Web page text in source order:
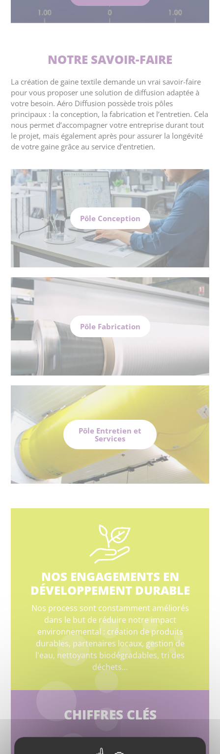
NOTRE SAVOIR-FAIRE
La création de gaine textile demande un vrai savoir-faire
pour vous proposer une solution de diffusion adaptée à
votre besoin. Aéro Diffusion possède trois pôles
principaux : la conception, la fabrication et l’entretien. Cela
nous permet d’accompagner votre entreprise durant tout
le projet, mais également après pour assurer la longévité
de votre gaine grâce au service d’entretien.
Pôle Conception
Pôle Fabrication
Pôle Entretien et
Services
NOS ENGAGEMENTS EN
DÉVELOPPEMENT DURABLE
Nos process sont constamment améliorés
dans le but de réduire notre impact
environnemental : création de produits
durables, partenaires locaux, gestion de
l'eau, nettoyants biodégradables, tri des
déchets…
CHIFFRES CLÉS
100 000